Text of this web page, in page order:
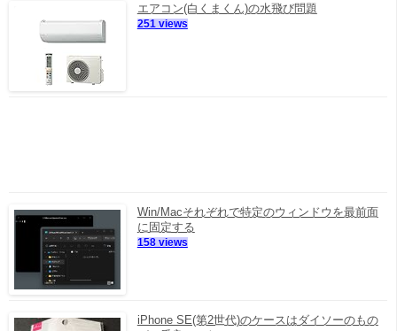
エアコン(白くまくん)の水飛び問題
251 views
Win/Macそれぞれで特定のウィンドウを最前面
に固定する
158 views
iPhone SE(第2世代)のケースはダイソーのもの